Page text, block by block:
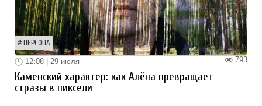
ПЕРСОНА
793
12:08 | 29 июля
Каменский характер: как Алёна превращает
стразы в пиксели